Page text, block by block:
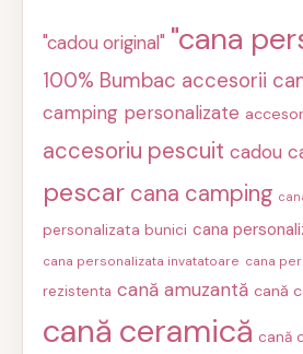
"cadou original" "cana
100% Bumbac accesorii
camping personalizate
accesoriu pescuit cadou
pescar cana camping
personalizata bunici cana
cana personalizata invatatoare cana
rezistenta cană amuzantă cană
cană ceramică cană